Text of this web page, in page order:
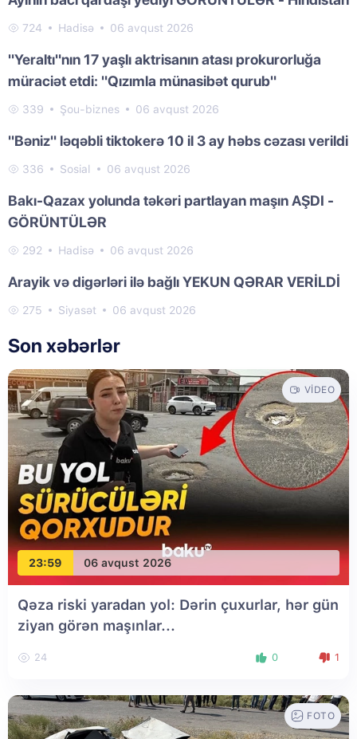
724 Hadisə 06 avqust 2026
"Yeraltı"nın 17 yaşlı aktrisanın atası prokurorluğa
müraciət etdi: "Qızımla münasibət qurub"
339 Şou-biznes 06 avqust 2026
"Bəniz" ləqəbli tiktokerə 10 il 3 ay həbs cəzası verildi
336 Sosial 06 avqust 2026
Bakı-Qazax yolunda təkəri partlayan maşın AŞDI -
GÖRÜNTÜLƏR
292 Hadisə 06 avqust 2026
Arayik və digərləri ilə bağlı YEKUN QƏRAR VERİLDİ
275 Siyasət 06 avqust 2026
Son xəbərlər
23:59 06 avqust 2026
VIDEO
Qəza riski yaradan yol: Dərin çuxurlar, hər gün
ziyan görən maşınlar...
24 0 1
FOTO